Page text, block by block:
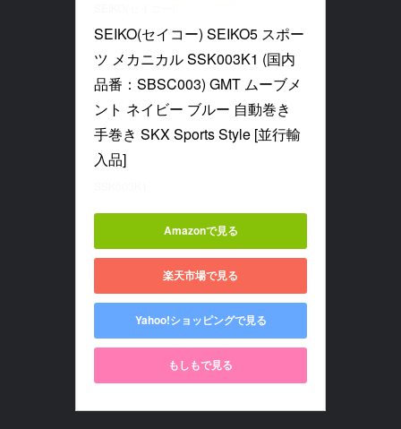
SEIKO(セイコー) SEIKO5 スポー
ツ メカニカル SSK003K1 (国内
品番：SBSC003) GMT ムーブメ
ント ネイビー ブルー 自動巻き
手巻き SKX Sports Style [並行輸
入品]
Amazonで見る
楽天市場で見る
Yahoo!ショッピングで見る
もしもで見る